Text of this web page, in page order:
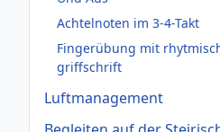
Achtelnoten im 3-4-Takt
Fingerübung mit
griffschrift
Luftmanagement